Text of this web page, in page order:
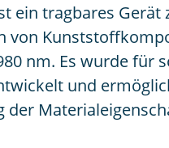
ein tragbares Gerät
von
nm. Es wurde für
und
der